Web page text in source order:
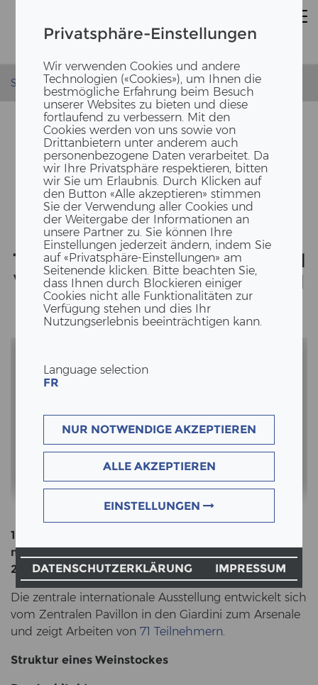
Privatsphäre-Einstellungen
Wir verwenden Cookies und andere
Technologien («Cookies»), um Ihnen die
bestmögliche Erfahrung beim Besuch
unserer Websites zu bieten und diese
fortlaufend zu verbessern. Mit den
Cookies werden von uns sowie von
Drittanbietern unter anderem auch
personenbezogene Daten verarbeitet. Da
wir Ihre Privatsphäre respektieren, bitten
wir Sie um Erlaubnis. Durch Klicken auf
den Button «Alle akzeptieren» stimmen
Sie der Verwendung aller Cookies und
der Weitergabe der Informationen an
unsere Partner zu. Sie können Ihre
Einstellungen jederzeit ändern, indem Sie
auf «Privatsphäre-Einstellungen» am
Seitenende klicken. Bitte beachten Sie,
dass Ihnen durch Blockieren einiger
Cookies nicht alle Funktionalitäten zur
Verfügung stehen und dies Ihr
Nutzungserlebnis beeinträchtigen kann.
Language selection
FR
NUR NOTWENDIGE AKZEPTIEREN
ALLE AKZEPTIEREN
EINSTELLUNGEN
DATENSCHUTZERKLÄRUNG IMPRESSUM
Startseite News La Biennale di Venezia 2018
MO­DERNS­TE HOLZ­VOR­FER­
TI­GUNGS­TECH­NIK ZU EHREN
VON KON­RAD WACHS­MANN
YouTube-Videos aktivieren
Der Inhalt erfordert eine Bestätigung
Akzeptieren
16. In­ter­na­tio­na­le Ar­chi­tek­tur­aus­stel­lung, la Bi­en­
na­le di Ve­ne­zia
26. Mai - 25. No­vem­ber 2018
Die zen­tra­le in­ter­na­tio­na­le Aus­stel­lung ent­wi­ckelt sich
vom Zen­tra­len Pa­vil­lon in den Gi­ar­di­ni zum Ar­se­na­le
und zeigt Ar­bei­ten von 71 Teil­neh­mern.
Struk­tur eines Wein­sto­ckes